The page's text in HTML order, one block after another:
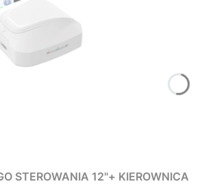
STEROWANIA 12"+ KIEROWNICA